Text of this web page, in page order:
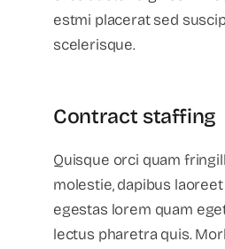
estmi placerat sed
scelerisque.
Contract staffing
Quisque orci quam
molestie, dapibus
egestas lorem quam
lectus pharetra quis.